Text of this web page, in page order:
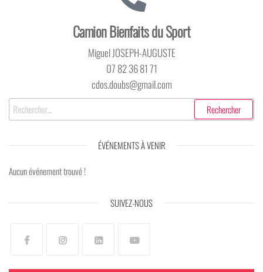
Camion Bienfaits du Sport
Miguel JOSEPH-AUGUSTE
07 82 36 81 71
cdos.doubs@gmail.com
ÉVÉNEMENTS À VENIR
Aucun événement trouvé !
SUIVEZ-NOUS